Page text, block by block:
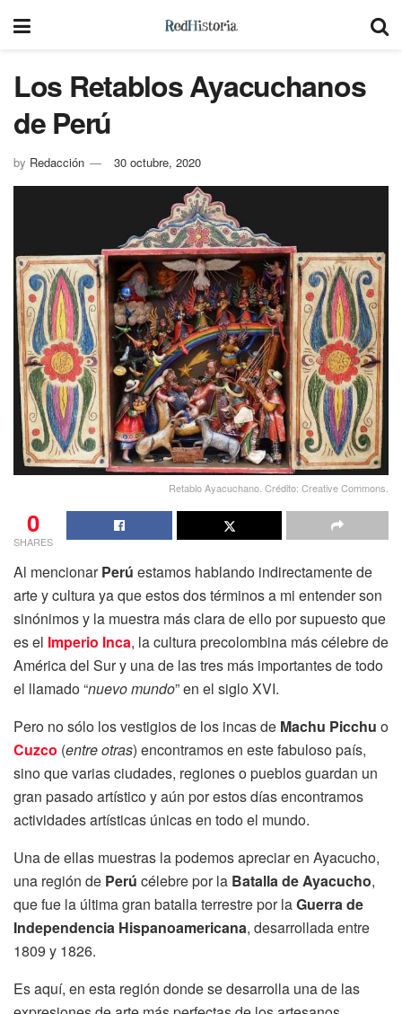
Los Retablos Ayacuchanos
de Perú
by Redacción 30 octubre, 2020
Retablo Ayacuchano. Crédito: Creative Commons.
0
SHARES
Al mencionarPerú estamos hablando indirectamente de
arte y cultura ya que estos dos términos a mi entender son
sinónimos y la muestra más clara de ello por supuesto que
es el Imperio Inca, la cultura precolombina más célebre de
América del Sur y una de las tres más importantes de todo
el llamado “nuevo mundo” en el siglo XVI.
Pero no sólo los vestigios de los incas de Machu Picchu o
Cuzco (entre otras) encontramos en este fabuloso país,
sino que varias ciudades, regiones o pueblos guardan un
gran pasado artístico y aún por estos días encontramos
actividades artísticas únicas en todo el mundo.
Una de ellas muestras la podemos apreciar en Ayacucho,
una región de Perú célebre por la Batalla de Ayacucho,
que fue la última gran batalla terrestre por laGuerra de
Independencia Hispanoamericana, desarrollada entre
1809 y 1826.
Es aquí, en esta región donde se desarrolla una de las